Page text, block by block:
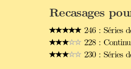
Recasages
246 : Séries
228 :
230 : Séries